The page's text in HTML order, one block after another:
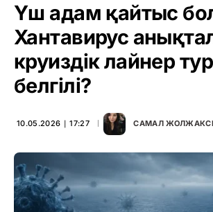
Үш адам қайтыс
Хантавирус
круиздік лайнер
белгілі?
10.05.2026 ∣ 17:27 САМАЛ